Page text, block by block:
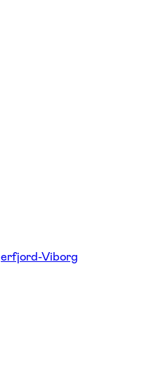
Viborg